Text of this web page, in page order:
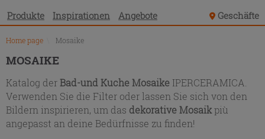
Produkte Inspirationen Angebote Geschäfte
Home page Mosaike
MOSAIKE
Katalog der Bad-und Kuche Mosaike IPERCERAMICA.
Verwenden Sie die Filter oder lassen Sie sich von den
Bildern inspirieren, um das dekorative Mosaikpiù
angepasst an deine Bedürfnisse zu finden!